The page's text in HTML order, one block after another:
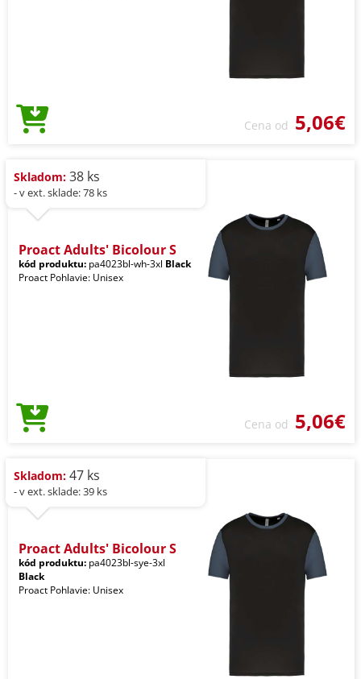
Cena od 5,06€
Skladom: 38 ks
- v ext. sklade: 78 ks
Proact Adults' Bicolour S
kód produktu: pa4023bl-wh-3xl Black
Proact Pohlavie: Unisex
Cena od 5,06€
Skladom: 47 ks
- v ext. sklade: 39 ks
Proact Adults' Bicolour S
kód produktu: pa4023bl-sye-3xl
Black
Proact Pohlavie: Unisex